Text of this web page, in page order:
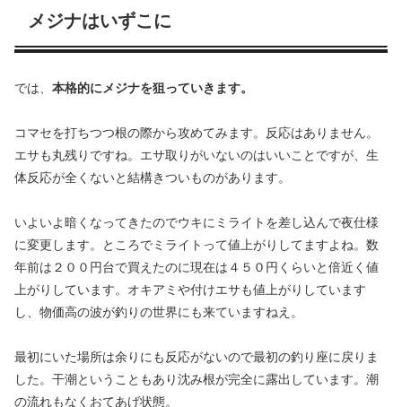
メジナはいずこに
では、 本格的にメジナを狙っていきます。
コマセを打ちつつ根の際から攻めてみます。反応はありません。
エサも丸残りですね。エサ取りがいないのはいいことですが、生
体反応が全くないと結構きついものがあります。
いよいよ暗くなってきたのでウキにミライトを差し込んで夜仕様
に変更します。ところでミライトって値上がりしてますよね。数
年前は２００円台で買えたのに現在は４５０円くらいと倍近く値
上がりしています。オキアミや付けエサも値上がりしています
し、物価高の波が釣りの世界にも来ていますねえ。
最初にいた場所は余りにも反応がないので最初の釣り座に戻りま
した。干潮ということもあり沈み根が完全に露出しています。潮
の流れもなくおてあげ状態。